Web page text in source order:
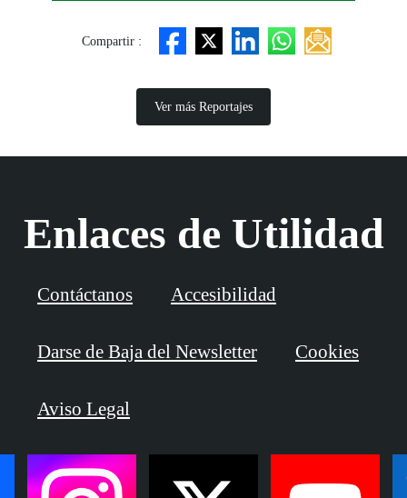
Compartir :
Ver más Reportajes
Enlaces de Utilidad
Contáctanos Accesibilidad
Darse de Baja del Newsletter Cookies
Aviso Legal